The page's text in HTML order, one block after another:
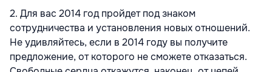
2. Для вас 2014 год пройдет под знаком
сотрудничества и установления новых отношений.
Не удивляйтесь, если в 2014 году вы получите
предложение, от которого не сможете отказаться.